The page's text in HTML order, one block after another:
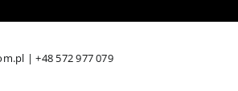
|+48 572 977 079